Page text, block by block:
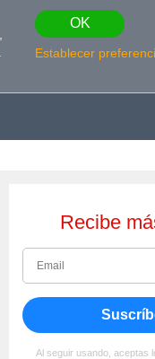
OK
Establecer
Recibe
Al seguir usando, aceptas